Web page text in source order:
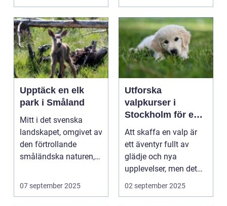
Upptäck en elk
park i Småland
Mitt i det svenska
landskapet, omgivet av
den förtrollande
småländska naturen,
07 september 2025
Utforska
valpkurser i
Stockholm för en
lycklig och
välanpassad valp
Att skaffa en valp är
ett äventyr fullt av
glädje och nya
upplevelser, men det
st&aum...
02 september 2025